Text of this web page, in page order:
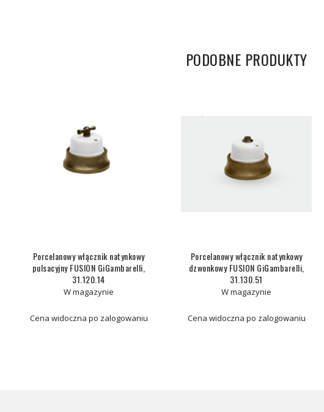
PODOBNE PRODUKTY
Porcelanowy włącznik natynkowy
pulsacyjny FUSION GiGambarelli,
31.120.14
W magazynie
Cena widoczna po zalogowaniu
Porcelanowy włącznik natynkowy
dzwonkowy FUSION GiGambarelli,
31.130.51
W magazynie
Cena widoczna po zalogowaniu